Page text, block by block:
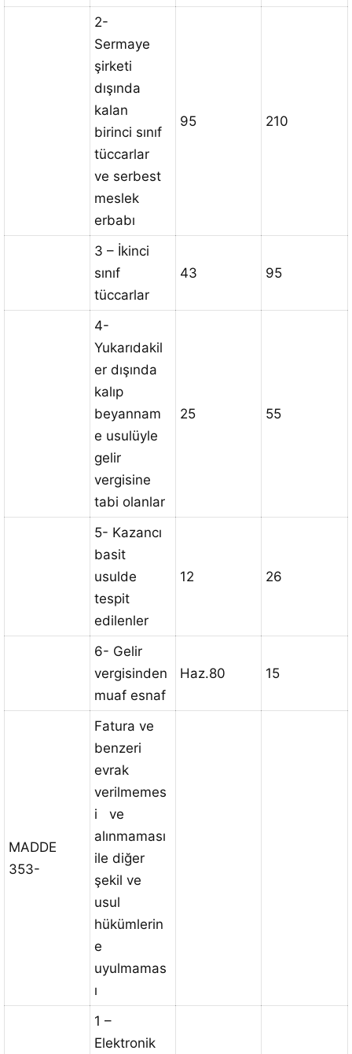
2-
Sermaye
şirketi
dışında
kalan
birinci sınıf
tüccarlar
ve serbest
meslek
erbabı
95 210
3 – İkinci
sınıf
tüccarlar
43 95
4-
Yukarıdakil
er dışında
kalıp
beyannam
e usulüyle
gelir
vergisine
tabi olanlar
25 55
5- Kazancı
basit
usulde
tespit
edilenler
12 26
6- Gelir
vergisinden
muaf esnaf
Haz.80 15
MADDE
353-
Fatura ve
benzeri
evrak
verilmemes
i ve
alınmaması
ile diğer
şekil ve
usul
hükümlerin
e
uyulmamas
ı
1 –
Elektronik